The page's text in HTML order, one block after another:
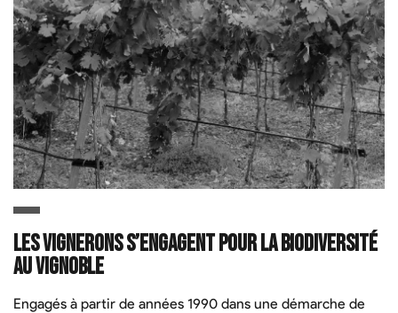
Les vignerons s’engagent pour la biodiversité
au vignoble
Engagés à partir de années 1990 dans une démarche de